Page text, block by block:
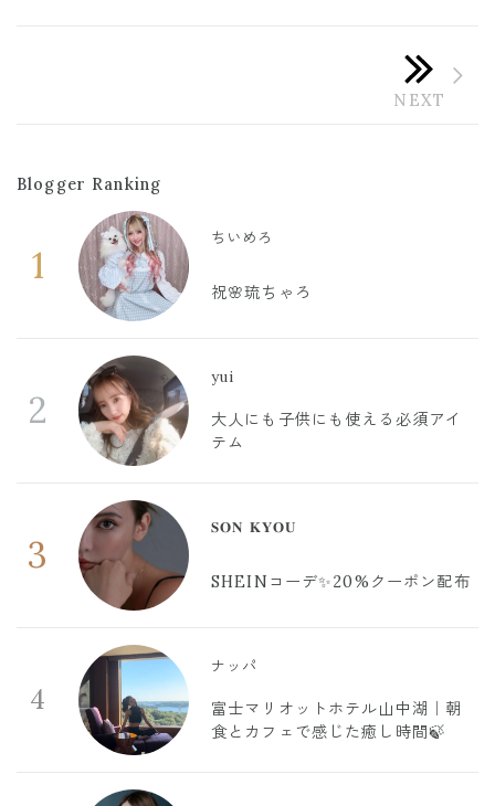
Blogger Ranking
1
ちいめろ
祝🌸琉ちゃろ
2
yui
大人にも子供にも使える必須アイ
テム
3
𝐒𝐎𝐍 𝐊𝐘𝐎𝐔
SHEINコーデ✨20%クーポン配布
4
ナッパ
富士マリオットホテル山中湖｜朝
食とカフェで感じた癒し時間🍃